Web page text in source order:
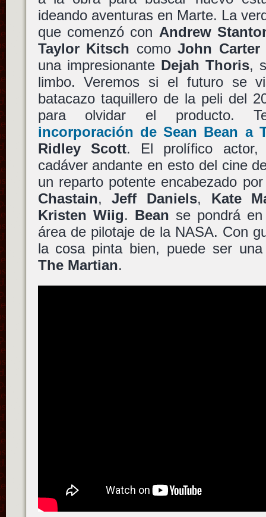
ideando aventuras en Marte. La
que comenzó con Andrew
Taylor Kitsch comoJohn Carter
una impresionante Dejah Thoris,
limbo. Veremos si el futuro se
batacazo taquillero de la peli del
para olvidar el producto.
incorporación deSean Bean a
Ridley Scott. El prolífico actor,
cadáver andante en esto del cine
un reparto potente encabezado
Chastain,Jeff Daniels, Kate
Kristen Wiig. Bean se pondrá
área de pilotaje de la NASA. Con
la cosa pinta bien, puede ser
The Martian.